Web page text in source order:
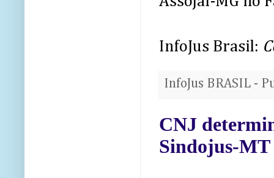
InfoJus Brasil:
InfoJus BRASIL -
CNJ
Sindojus-MT